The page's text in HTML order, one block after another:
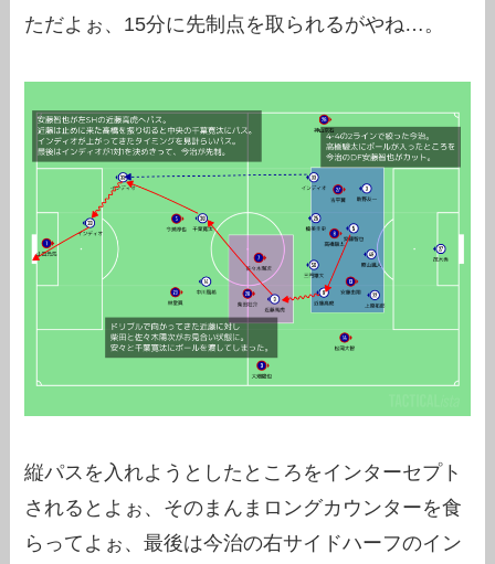
ただよぉ、15分に先制点を取られるがやね…。
縦パスを入れようとしたところをインターセプト
されるとよぉ、そのまんまロングカウンターを食
らってよぉ、最後は今治の右サイドハーフのイン